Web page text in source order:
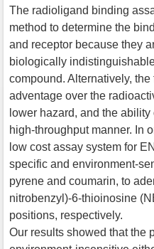
The radioligand binding
method to determine the
and receptor because they
biologically
compound. Alternatively,
adventage over the
lower hazard, and the
high-throughput manner. In
low cost assay system for
specific and environment-
pyrene and coumarin, to
nitrobenzyl)-6-thioinosine
positions, respectively.
Our results showed that the